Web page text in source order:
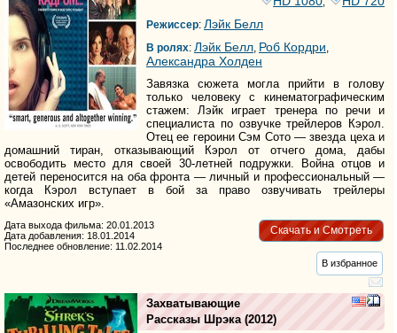
Режиссер: Лэйк Белл
В ролях: Лэйк Белл, Роб Кордри,
Александра Холден
Завязка сюжета могла прийти в голову
только человеку с кинематографическим
стажем: Лэйк играет тренера по речи и
специалиста по озвучке трейлеров Кэрол.
Отец ее героини Сэм Сото — звезда цеха и
домашний тиран, отказывающий Кэрол от отчего дома, дабы
освободить место для своей 30-летней подружки. Война отцов и
детей переносится на оба фронта — личный и профессиональный —
когда Кэрол вступает в бой за право озвучивать трейлеры
«Амазонских игр».
Скачать и Смотреть
Дата выхода фильма: 20.01.2013
Дата добавления: 18.01.2014
Последнее обновление: 11.02.2014
В избранное
Захватывающие
Рассказы Шрэка (2012)